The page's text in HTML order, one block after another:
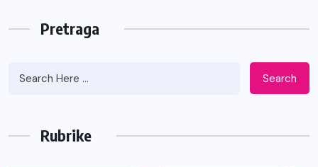
Pretraga
Search
Rubrike